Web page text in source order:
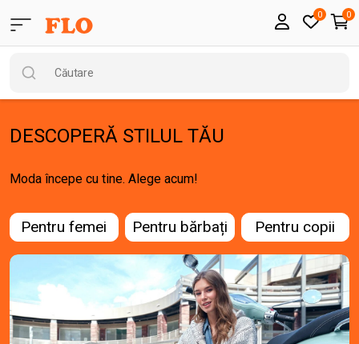
0 0
DESCOPERĂ STILUL TĂU
Moda începe cu tine. Alege acum!
Pentru femei Pentru bărbați Pentru copii